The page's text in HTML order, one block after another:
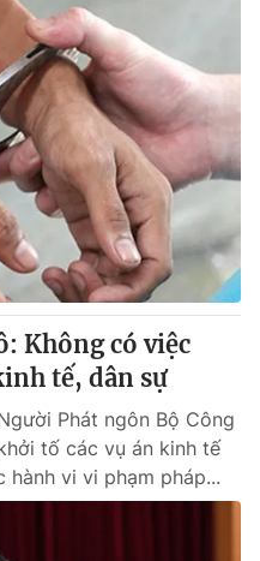
Không có việc
tế, dân sự
Phát ngôn Bộ Công
tố các vụ án kinh tế
vi vi phạm pháp...